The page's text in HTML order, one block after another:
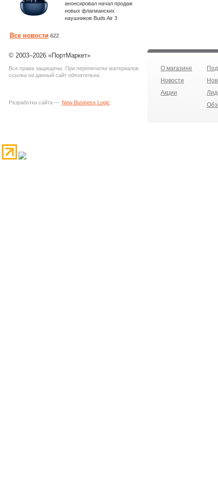
анонсировал начал продаж
новых флагманских
наушников Buds Air 3
Все новости 622
© 2003–2026 «ПортМаркет»
Все права защищены. При перепечатке материалов
ссылка на данный сайт обязательна.
Разработка сайта — New Business Logic
О магазине
Новости
Акции